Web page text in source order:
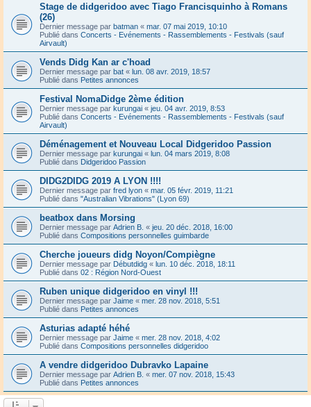
Stage de didgeridoo avec Tiago Francisquinho à Romans
(26)
Dernier message par batman « mar. 07 mai 2019, 10:10
Publié dans Concerts - Evénements - Rassemblements - Festivals (sauf
Airvault)
Vends Didg Kan ar c'hoad
Dernier message par bat « lun. 08 avr. 2019, 18:57
Publié dans Petites annonces
Festival NomaDidge 2ème édition
Dernier message par kurungai « jeu. 04 avr. 2019, 8:53
Publié dans Concerts - Evénements - Rassemblements - Festivals (sauf
Airvault)
Déménagement et Nouveau Local Didgeridoo Passion
Dernier message par kurungai « lun. 04 mars 2019, 8:08
Publié dans Didgeridoo Passion
DIDG2DIDG 2019 A LYON !!!!
Dernier message par fred lyon « mar. 05 févr. 2019, 11:21
Publié dans "Australian Vibrations" (Lyon 69)
beatbox dans Morsing
Dernier message par Adrien B. « jeu. 20 déc. 2018, 16:00
Publié dans Compositions personnelles guimbarde
Cherche joueurs didg Noyon/Compiègne
Dernier message par Débutdidg « lun. 10 déc. 2018, 18:11
Publié dans 02 : Région Nord-Ouest
Ruben unique didgeridoo en vinyl !!!
Dernier message par Jaime « mer. 28 nov. 2018, 5:51
Publié dans Petites annonces
Asturias adapté héhé
Dernier message par Jaime « mer. 28 nov. 2018, 4:02
Publié dans Compositions personnelles didgeridoo
A vendre didgeridoo Dubravko Lapaine
Dernier message par Adrien B. « mer. 07 nov. 2018, 15:43
Publié dans Petites annonces